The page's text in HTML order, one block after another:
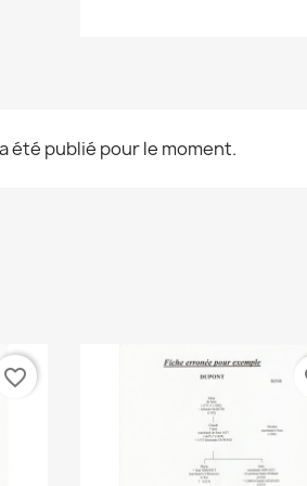
été publié pour le moment.
favorite_border